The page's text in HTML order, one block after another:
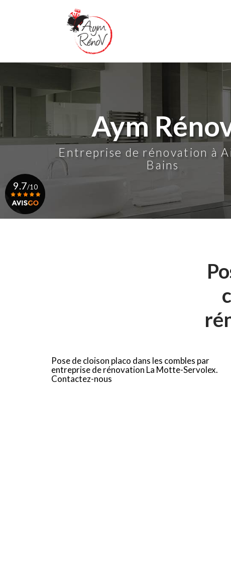
Aym
Entreprise de rénovation à
Bains
9.7/10
Pose de cloison placo dans les combles par
entreprise de rénovation La Motte-Servolex.
Contactez-nous